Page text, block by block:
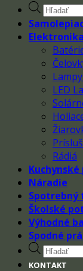
Products
search
Elektronika
LED
Rádiá
Náradie
Spotrebný
Školské
Výhodné
Spodné
Products
search
KONTAKT